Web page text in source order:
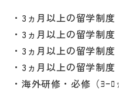
3ヵ月以上の留学制度
3ヵ月以上の留学制度
3ヵ月以上の留学制度
3ヵ月以上の留学制度
海外研修・必修（ﾖｰﾛｯ